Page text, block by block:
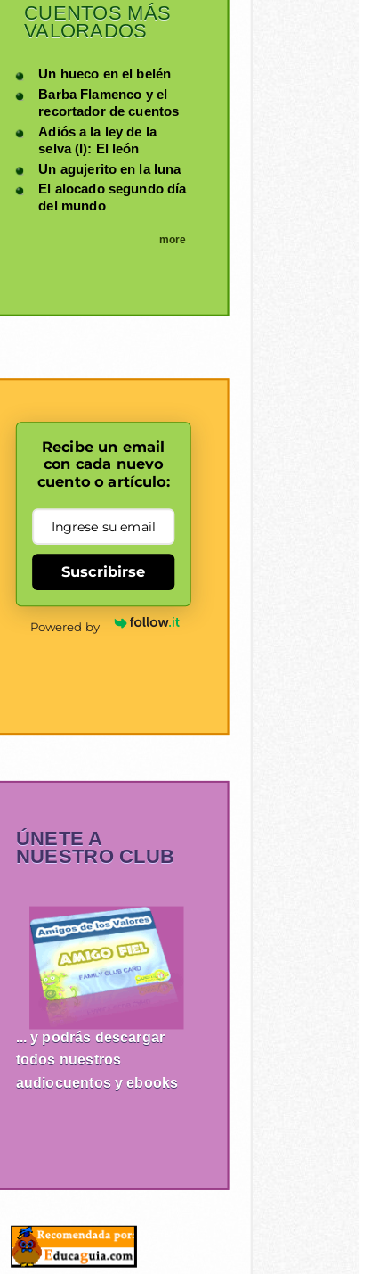
CUENTOS MÁS
VALORADOS
Un hueco en el belén
Barba Flamenco y el
recortador de cuentos
Adiós a la ley de la
selva (I): El león
Un agujerito en la luna
El alocado segundo día
del mundo
more
Recibe un email
con cada nuevo
cuento o artículo:
Suscribirse
Powered by
ÚNETE A
NUESTRO CLUB
... y podrás descargar
todos nuestros
audiocuentos y ebooks